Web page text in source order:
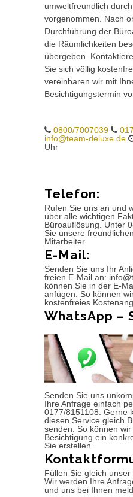
umweltfreundlich
vorgenommen. Nach
Durchführung der
die Räumlichkeiten
übergeben.
Sie sich völlig
vereinbaren wir mit
Besichtigungstermin
0800/7007039
info@team-deluxe.de
Uhr
Telefon:
Rufen Sie uns an und
über alle wichtigen
Büroauflösung. Unter
Sie unsere
Mitarbeiter.
E-Mail:
Senden Sie uns Ihr
freien E-Mail an:
können Sie in der E-
anfügen. So können
kostenfreies
WhatsApp –
Senden Sie uns
Ihre Anfrage einfach
0177/8151108. Gerne
diesen Service gleich
senden. So können
Besichtigung ein
Sie erstellen.
Füllen Sie gleich
Wir werden Ihre
und uns bei Ihnen